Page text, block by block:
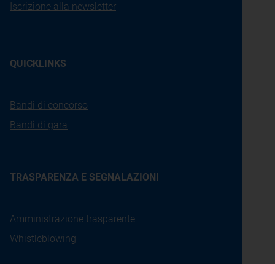
Iscrizione alla newsletter
QUICKLINKS
Bandi di concorso
Bandi di gara
TRASPARENZA E SEGNALAZIONI
Amministrazione trasparente
Whistleblowing